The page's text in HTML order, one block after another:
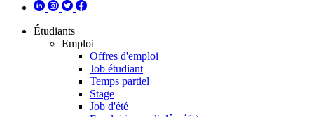
Étudiants
Emploi
Offres d'emploi
Job étudiant
Temps partiel
Stage
Job d'été